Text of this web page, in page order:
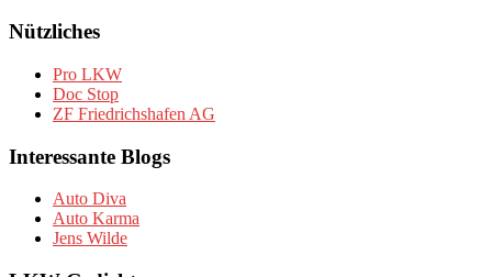
Nützliches
Pro LKW
Doc Stop
ZF Friedrichshafen AG
Interessante Blogs
Auto Diva
Auto Karma
Jens Wilde